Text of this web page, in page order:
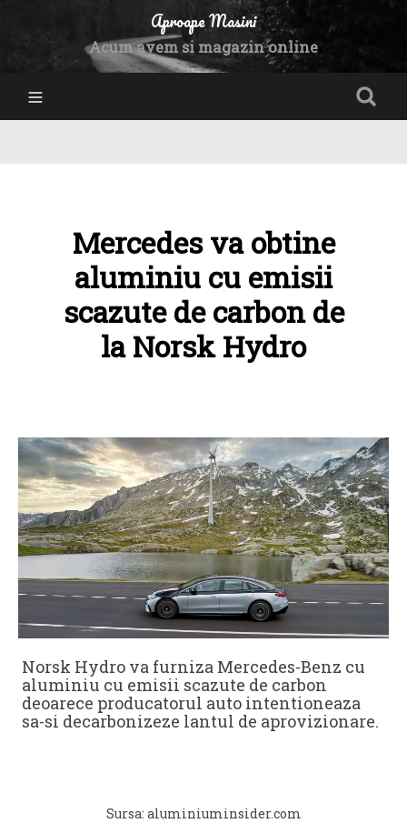
Aproape Masini
Acum avem si magazin online
Mercedes va obtine
aluminiu cu emisii
scazute de carbon de
la Norsk Hydro
Norsk Hydro va furniza Mercedes-Benz cu
aluminiu cu emisii scazute de carbon
deoarece producatorul auto intentioneaza
sa-si decarbonizeze lantul de aprovizionare.
Sursa: aluminiuminsider.com